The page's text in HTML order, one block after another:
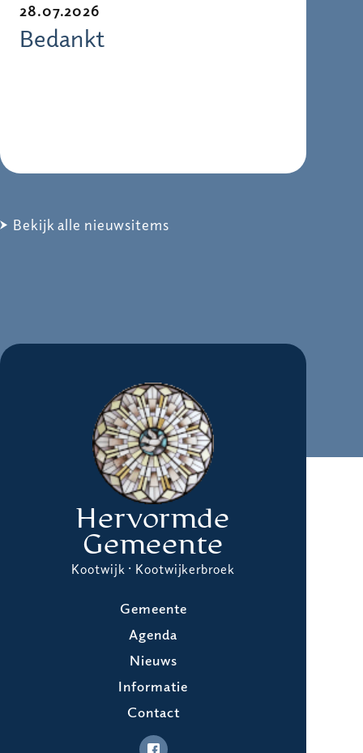
28.07.2026
Bedankt
Bekijk alle nieuwsitems
Hervormde
Gemeente
Kootwijk · Kootwijkerbroek
Gemeente
Agenda
Nieuws
Informatie
Contact